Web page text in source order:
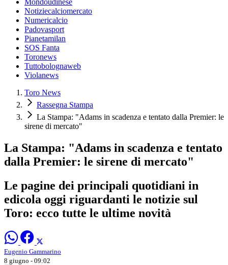
Mondoudinese
Notiziecalciomercato
Numericalcio
Padovasport
Pianetamilan
SOS Fanta
Toronews
Tuttobolognaweb
Violanews
Toro News
Rassegna Stampa
La Stampa: "Adams in scadenza e tentato dalla Premier: le
sirene di mercato"
La Stampa: "Adams in scadenza e tentato
dalla Premier: le sirene di mercato"
Le pagine dei principali quotidiani in
edicola oggi riguardanti le notizie sul
Toro: ecco tutte le ultime novità
Eugenio Gammarino
8 giugno - 09:02